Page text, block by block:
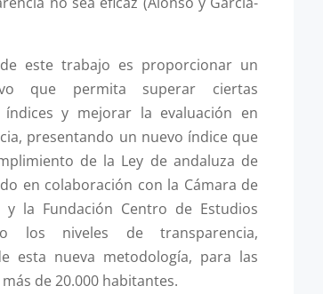
este trabajo es proporcionar un
que permita superar ciertas
y mejorar la evaluación en
presentando un nuevo índice que
de la Ley de andaluza de
en colaboración con la Cámara de
y la Fundación Centro de Estudios
los niveles de transparencia,
esta nueva metodología, para las
de 20.000 habitantes.